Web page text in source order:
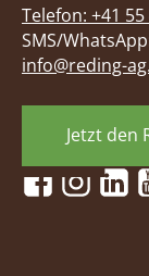
Telefon: +41
SMS/
info@reding-
Jetzt den